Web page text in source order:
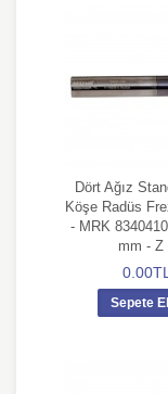
Dört Ağız
Köşe Radüs
- MRK
mm - Z
0.00TL
Sepete